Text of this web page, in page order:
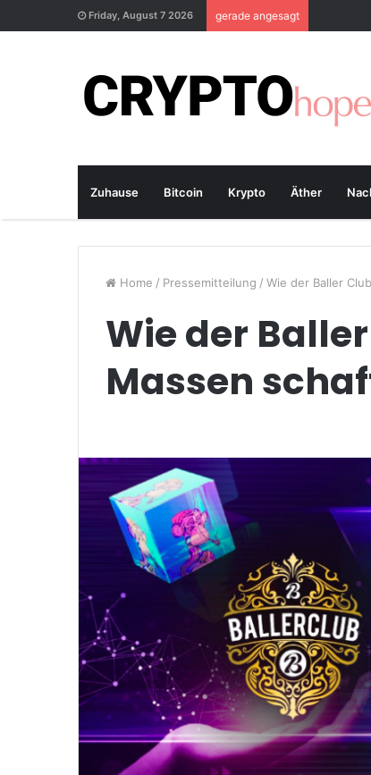
Friday, August 7 2026 gerade angesagt
Zuhause Bitcoin Krypto Äther
Home / Pressemitteilung / Wie der Baller
Wie der
Massen